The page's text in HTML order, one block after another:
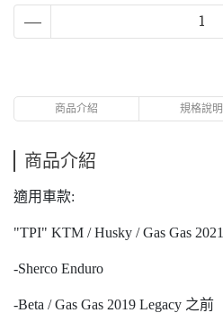
商品介紹 規格說明
商品介紹
適用車款:
"TPI" KTM / Husky / Gas Gas 2021
-Sherco Enduro
-Beta / Gas Gas 2019 Legacy 之前